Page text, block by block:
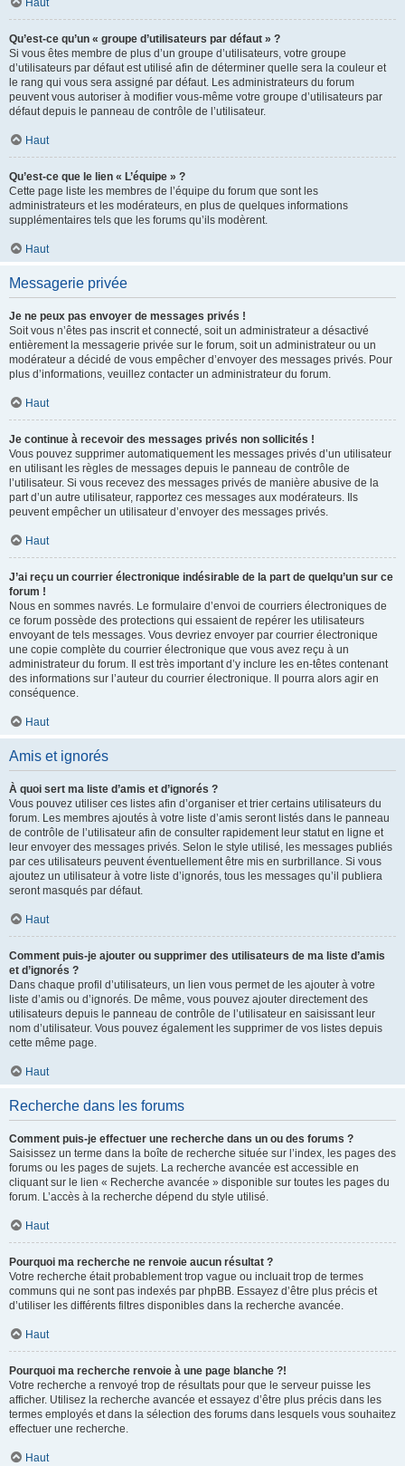
Haut
Qu’est-ce qu’un « groupe d’utilisateurs par défaut » ?
Si vous êtes membre de plus d’un groupe d’utilisateurs, votre groupe
d’utilisateurs par défaut est utilisé afin de déterminer quelle sera la couleur et
le rang qui vous sera assigné par défaut. Les administrateurs du forum
peuvent vous autoriser à modifier vous-même votre groupe d’utilisateurs par
défaut depuis le panneau de contrôle de l’utilisateur.
Haut
Qu’est-ce que le lien « L’équipe » ?
Cette page liste les membres de l’équipe du forum que sont les
administrateurs et les modérateurs, en plus de quelques informations
supplémentaires tels que les forums qu’ils modèrent.
Haut
Messagerie privée
Je ne peux pas envoyer de messages privés !
Soit vous n’êtes pas inscrit et connecté, soit un administrateur a désactivé
entièrement la messagerie privée sur le forum, soit un administrateur ou un
modérateur a décidé de vous empêcher d’envoyer des messages privés. Pour
plus d’informations, veuillez contacter un administrateur du forum.
Haut
Je continue à recevoir des messages privés non sollicités !
Vous pouvez supprimer automatiquement les messages privés d’un utilisateur
en utilisant les règles de messages depuis le panneau de contrôle de
l’utilisateur. Si vous recevez des messages privés de manière abusive de la
part d’un autre utilisateur, rapportez ces messages aux modérateurs. Ils
peuvent empêcher un utilisateur d’envoyer des messages privés.
Haut
J’ai reçu un courrier électronique indésirable de la part de quelqu’un sur ce
forum !
Nous en sommes navrés. Le formulaire d’envoi de courriers électroniques de
ce forum possède des protections qui essaient de repérer les utilisateurs
envoyant de tels messages. Vous devriez envoyer par courrier électronique
une copie complète du courrier électronique que vous avez reçu à un
administrateur du forum. Il est très important d’y inclure les en-têtes contenant
des informations sur l’auteur du courrier électronique. Il pourra alors agir en
conséquence.
Haut
Amis et ignorés
À quoi sert ma liste d’amis et d’ignorés ?
Vous pouvez utiliser ces listes afin d’organiser et trier certains utilisateurs du
forum. Les membres ajoutés à votre liste d’amis seront listés dans le panneau
de contrôle de l’utilisateur afin de consulter rapidement leur statut en ligne et
leur envoyer des messages privés. Selon le style utilisé, les messages publiés
par ces utilisateurs peuvent éventuellement être mis en surbrillance. Si vous
ajoutez un utilisateur à votre liste d’ignorés, tous les messages qu’il publiera
seront masqués par défaut.
Haut
Comment puis-je ajouter ou supprimer des utilisateurs de ma liste d’amis
et d’ignorés ?
Dans chaque profil d’utilisateurs, un lien vous permet de les ajouter à votre
liste d’amis ou d’ignorés. De même, vous pouvez ajouter directement des
utilisateurs depuis le panneau de contrôle de l’utilisateur en saisissant leur
nom d’utilisateur. Vous pouvez également les supprimer de vos listes depuis
cette même page.
Haut
Recherche dans les forums
Comment puis-je effectuer une recherche dans un ou des forums ?
Saisissez un terme dans la boîte de recherche située sur l’index, les pages des
forums ou les pages de sujets. La recherche avancée est accessible en
cliquant sur le lien « Recherche avancée » disponible sur toutes les pages du
forum. L’accès à la recherche dépend du style utilisé.
Haut
Pourquoi ma recherche ne renvoie aucun résultat ?
Votre recherche était probablement trop vague ou incluait trop de termes
communs qui ne sont pas indexés par phpBB. Essayez d’être plus précis et
d’utiliser les différents filtres disponibles dans la recherche avancée.
Haut
Pourquoi ma recherche renvoie à une page blanche ?!
Votre recherche a renvoyé trop de résultats pour que le serveur puisse les
afficher. Utilisez la recherche avancée et essayez d’être plus précis dans les
termes employés et dans la sélection des forums dans lesquels vous souhaitez
effectuer une recherche.
Haut